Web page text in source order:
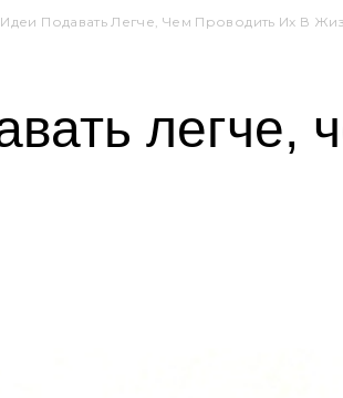
Подавать Легче, Чем Проводить Их В
легче,